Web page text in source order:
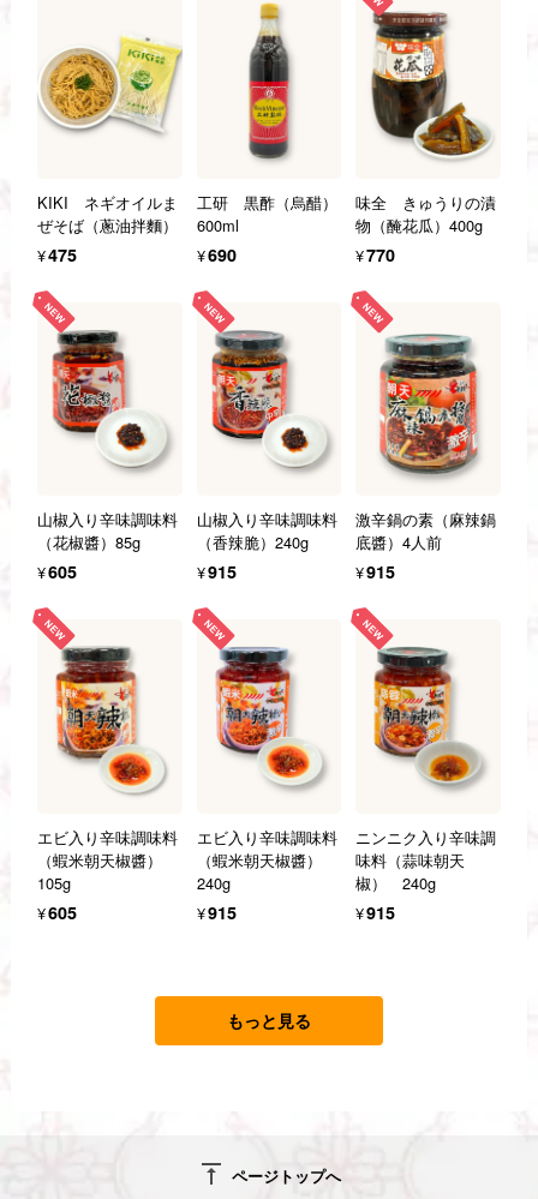
KIKI ネギオイルま
ぜそば（蔥油拌麵）
¥475
工研 黒酢（烏醋）
600ml
¥690
味全 きゅうりの漬
物（醃花瓜）400g
¥770
山椒入り辛味調味料
（花椒醬）85g
¥605
山椒入り辛味調味料
（香辣脆）240g
¥915
激辛鍋の素（麻辣鍋
底醬）4人前
¥915
エビ入り辛味調味料
（蝦米朝天椒醬）
105g
¥605
エビ入り辛味調味料
（蝦米朝天椒醬）
240g
¥915
ニンニク入り辛味調
味料（蒜味朝天
椒） 240g
¥915
もっと見る
vertical_align_top ページトップへ